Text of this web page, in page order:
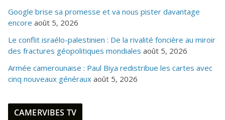
Google brise sa promesse et va nous pister davantage
encore août 5, 2026
Le conflit israélo-palestinien : De la rivalité foncière au miroir
des fractures géopolitiques mondiales août 5, 2026
Armée camerounaise : Paul Biya redistribue les cartes avec
cinq nouveaux généraux août 5, 2026
CAMERVIBES TV